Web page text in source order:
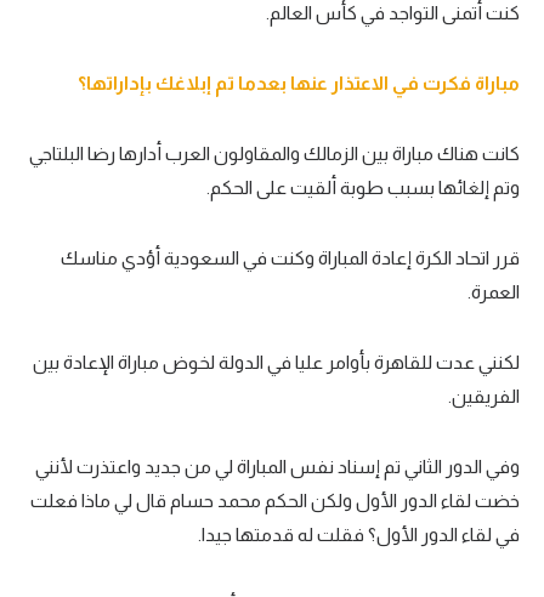
كنت أتمنى التواجد في كأس العالم.
مباراة فكرت في الاعتذار عنها بعدما تم إبلاغك بإداراتها؟
كانت هناك مباراة بين الزمالك والمقاولون العرب أدارها رضا البلتاجي
وتم إلغائها بسبب طوبة ألقيت على الحكم.
قرر اتحاد الكرة إعادة المباراة وكنت في السعودية أؤدي مناسك
العمرة.
لكنني عدت للقاهرة بأوامر عليا في الدولة لخوض مباراة الإعادة بين
الفريقين.
وفي الدور الثاني تم إسناد نفس المباراة لي من جديد واعتذرت لأنني
خضت لقاء الدور الأول ولكن الحكم محمد حسام قال لي ماذا فعلت
في لقاء الدور الأول؟ فقلت له قدمتها جيدا.